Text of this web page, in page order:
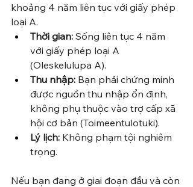
khoảng 4 năm liên tục với giấy phép
loại A.
Thời gian: Sống liên tục 4 năm
với giấy phép loại A
(Oleskelulupa A).
Thu nhập: Bạn phải chứng minh
được nguồn thu nhập ổn định,
không phụ thuộc vào trợ cấp xã
hội cơ bản (Toimeentulotuki).
Lý lịch: Không phạm tội nghiêm
trọng.
Nếu bạn đang ở giai đoạn đầu và còn